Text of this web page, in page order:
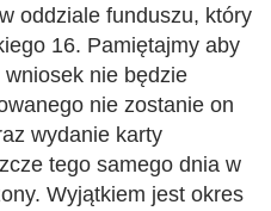
oddziale funduszu, który
16. Pamiętajmy aby
nie będzie
nie zostanie on
wydanie karty
tego samego dnia w
Wyjątkiem jest okres